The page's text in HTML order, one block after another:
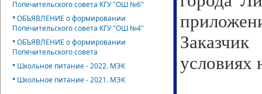
Попечительского совета КГУ "ОШ №6"
•ОБЪЯВЛЕНИЕ о формировании
Попечительского совета КГУ "ОШ №4"
•ОБЪЯВЛЕНИЕ о формировании
Попечительского совета
• Школьное питание - 2022. МЭК
• Школьное питание - 2021. МЭК
условиях